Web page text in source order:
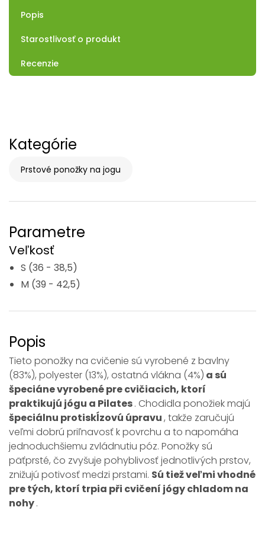
Popis
Starostlivosť o produkt
Recenzie
Kategórie
Prstové ponožky na jogu
Parametre
Veľkosť
S (36 - 38,5)
M (39 - 42,5)
Popis
Tieto ponožky na cvičenie sú vyrobené z bavlny
(83%), polyester (13%), ostatná vlákna (4%) a sú
špeciáne vyrobené pre cvičiacich, ktorí
praktikujú jógu a Pilates. Chodidla ponožiek majú
špeciálnu protiskĺzovú úpravu, takže zaručujú
veľmi dobrú priľnavosť k povrchu a to napomáha
jednoduchšiemu zvládnutiu póz. Ponožky sú
päťprsté, čo zvyšuje pohyblivosť jednotlivých prstov,
znižujú potivosť medzi prstami. Sú tiež veľmi vhodné
pre tých, ktorí trpia při cvičení jógy chladom na
nohy.